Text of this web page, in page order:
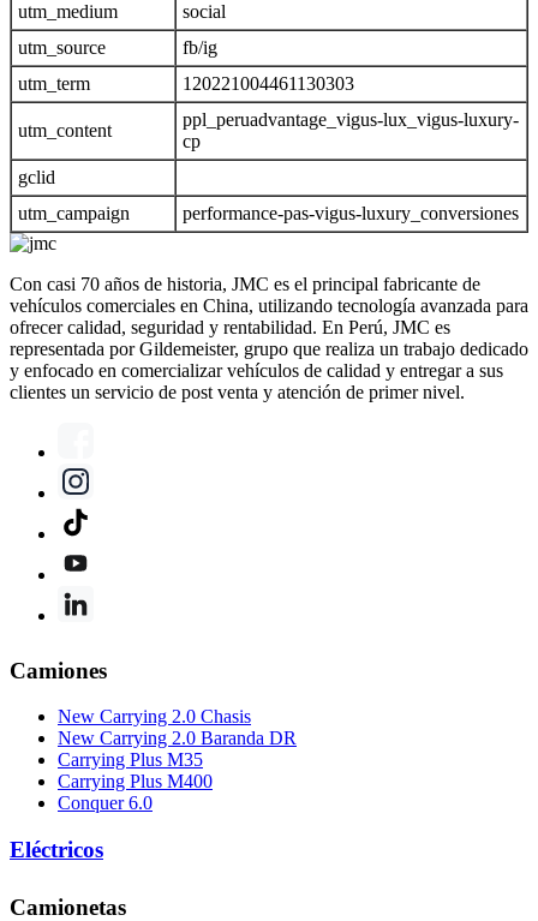
utm_medium
social
utm_source
fb/ig
utm_term
120221004461130303
utm_content
ppl_peruadvantage_vigus-lux_vigus-luxury-
cp
gclid
utm_campaign
performance-pas-vigus-luxury_conversiones
Con casi 70 años de historia, JMC es el principal fabricante de
vehículos comerciales en China, utilizando tecnología avanzada para
ofrecer calidad, seguridad y rentabilidad. En Perú, JMC es
representada por Gildemeister, grupo que realiza un trabajo dedicado
y enfocado en comercializar vehículos de calidad y entregar a sus
clientes un servicio de post venta y atención de primer nivel.
Camiones
New Carrying 2.0 Chasis
New Carrying 2.0 Baranda DR
Carrying Plus M35
Carrying Plus M400
Conquer 6.0
Eléctricos
Camionetas